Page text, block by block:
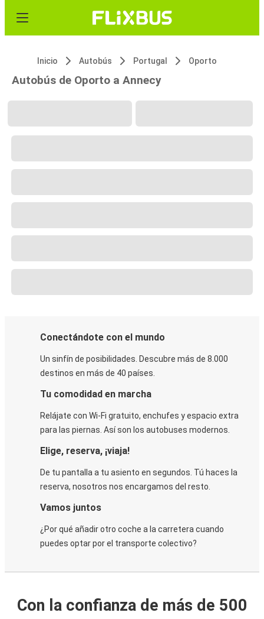
Inicio Autobús Portugal Oporto
Autobús de Oporto a Annecy
Conectándote con el mundo
Un sinfín de posibilidades. Descubre más de 8.000
destinos en más de 40 países.
Tu comodidad en marcha
Relájate con Wi-Fi gratuito, enchufes y espacio extra
para las piernas. Así son los autobuses modernos.
Elige, reserva, ¡viaja!
De tu pantalla a tu asiento en segundos. Tú haces la
reserva, nosotros nos encargamos del resto.
Vamos juntos
¿Por qué añadir otro coche a la carretera cuando
puedes optar por el transporte colectivo?
Con la confianza de más de 500